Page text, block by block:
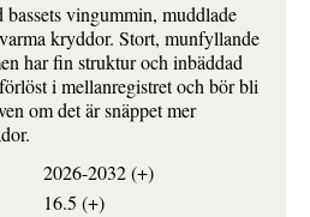
vingummin, muddlade
kryddor. Stort, munfyllande
har fin struktur och inbäddad
i mellanregistret och bör bli
om det är snäppet mer
2026-2032 (+)
16.5 (+)